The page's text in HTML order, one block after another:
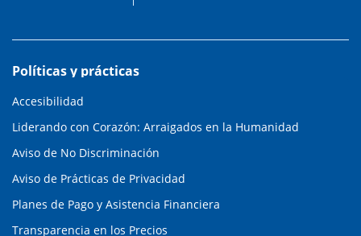
Políticas y prácticas
Accesibilidad
Liderando con Corazón: Arraigados en la Humanidad
Aviso de No Discriminación
Aviso de Prácticas de Privacidad
Planes de Pago y Asistencia Financiera
Transparencia en los Precios